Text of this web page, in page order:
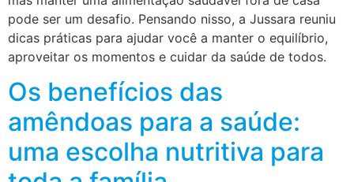
pode ser um desafio. Pensando nisso, a Jussara reuniu
dicas práticas para ajudar você a manter o equilíbrio,
aproveitar os momentos e cuidar da saúde de todos.
Os benefícios das
amêndoas para a saúde:
uma escolha nutritiva para